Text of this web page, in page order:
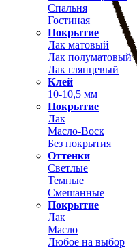
Спальня
Гостиная
Покрытие
Лак матовый
Лак полуматовый
Лак глянцевый
Клей
10-10,5 мм
Покрытие
Лак
Масло-Воск
Без покрытия
Оттенки
Светлые
Темные
Смешанные
Покрытие
Лак
Масло
Любое на выбор